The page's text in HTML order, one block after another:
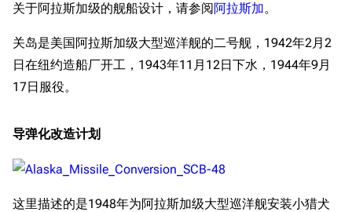
关于阿拉斯加级的舰船设计，请参阅阿拉斯加。
关岛是美国阿拉斯加级大型巡洋舰的二号舰，1942年2月2
日在纽约造船厂开工，1943年11月12日下水，1944年9月
17日服役。
导弹化改造计划
这里描述的是1948年为阿拉斯加级大型巡洋舰安装小猎犬